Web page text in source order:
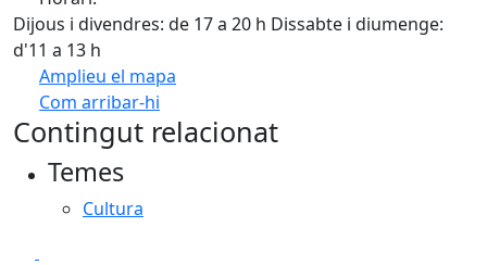
Dijous i divendres: de 17 a 20 h Dissabte i diumenge:
d'11 a 13 h
Amplieu el mapa
Com arribar-hi
+
Contingut relacionat
Temes
Cultura